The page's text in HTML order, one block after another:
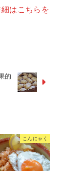
はこちらを
的
こんにゃく